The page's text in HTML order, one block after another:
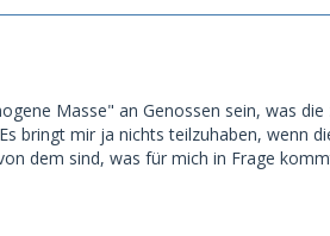
Masse" an Genossen sein, was die
bringt mir ja nichts teilzuhaben, wenn
dem sind, was für mich in Frage